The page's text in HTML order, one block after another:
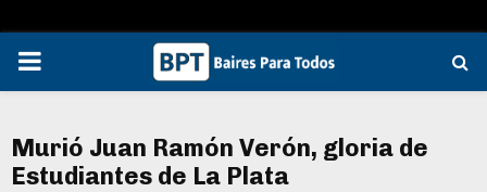
PRIMARY
Murió Juan Ramón Verón, gloria de
Estudiantes de La Plata